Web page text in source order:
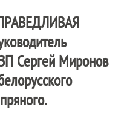
Сергей Миронов